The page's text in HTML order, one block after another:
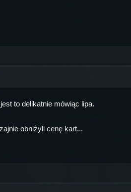
to delikatnie mówiąc lipa.
obniżyli cenę kart...